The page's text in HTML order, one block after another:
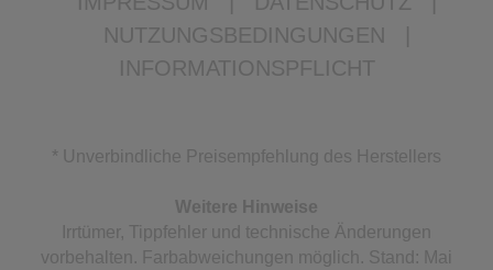
NUTZUNGSBEDINGUNGEN
INFORMATIONSPFLICHT
* Unverbindliche Preisempfehlung des Herstellers
Weitere Hinweise
Irrtümer, Tippfehler und technische Änderungen
vorbehalten. Farbabweichungen möglich. Stand: Mai